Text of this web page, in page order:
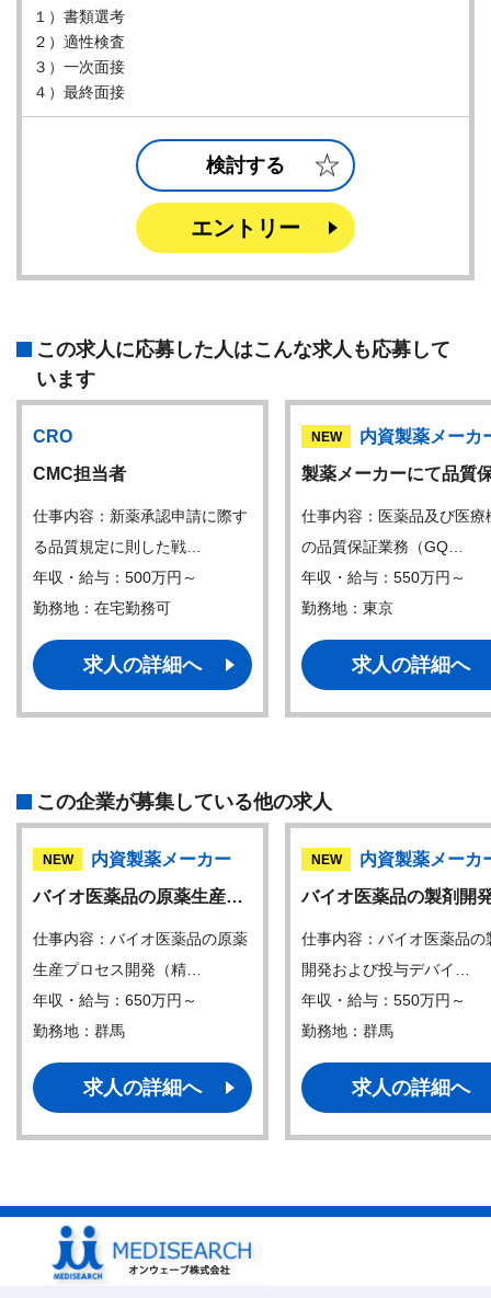
１）書類選考
２）適性検査
３）一次面接
４）最終面接
検討する
エントリー
この求人に応募した人はこんな求人も応募して
います
CRO
CMC担当者
仕事内容：新薬承認申請に際す
る品質規定に則した戦…
年収・給与：500万円～
勤務地：在宅勤務可
求人の詳細へ
NEW
内資製薬メーカ
製薬メーカーにて品質
仕事内容：医薬品及び医療
の品質保証業務（GQ…
年収・給与：550万円～
勤務地：東京
求人の詳細へ
この企業が募集している他の求人
NEW
内資製薬メーカー
バイオ医薬品の原薬生産…
仕事内容：バイオ医薬品の原薬
生産プロセス開発（精…
年収・給与：650万円～
勤務地：群馬
求人の詳細へ
NEW
内資製薬メーカ
バイオ医薬品の製剤開
仕事内容：バイオ医薬品の
開発および投与デバイ…
年収・給与：550万円～
勤務地：群馬
求人の詳細へ